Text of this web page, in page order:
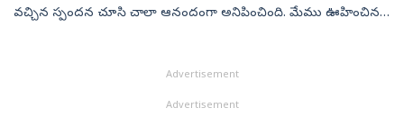
వచ్చిన స్పందన చూసి చాలా ఆనందంగా అనిపించింది. మేము ఊహించిన
Advertisement
Advertisement